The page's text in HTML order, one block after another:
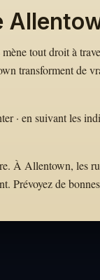
tout droit à
transforment de
· en suivant les
À Allentown, les
Prévoyez de